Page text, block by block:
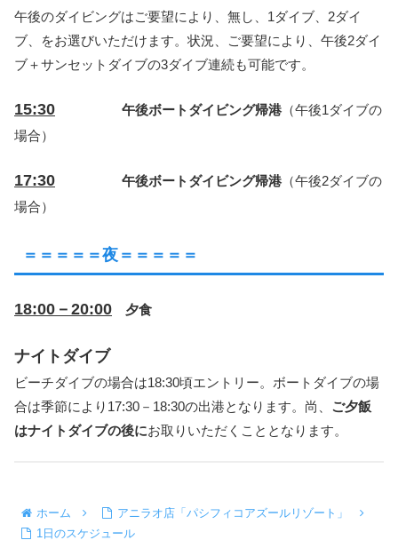
午後のダイビングはご要望により、無し、1ダイブ、2ダイ
ブ、をお選びいただけます。状況、ご要望により、午後2ダイ
ブ＋サンセットダイブの3ダイブ連続も可能です。
15:30 午後ボートダイビング帰港（午後1ダイブの
場合）
17:30 午後ボートダイビング帰港（午後2ダイブの
場合）
＝＝＝＝＝夜＝＝＝＝＝
18:00－20:00 夕食
ナイトダイブ
ビーチダイブの場合は18:30頃エントリー。ボートダイブの場
合は季節により17:30－18:30の出港となります。尚、 ご夕飯
はナイトダイブの後にお取りいただくこととなります。
ホーム
アニラオ店「パシフィコアズールリゾート」
1日のスケジュール